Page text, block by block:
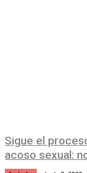
Sigue el
acoso sexual: